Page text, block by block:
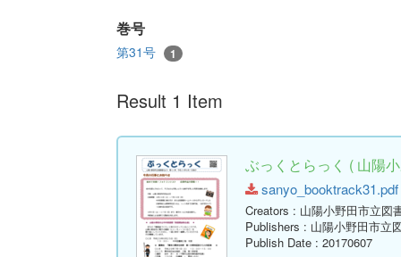
巻号
第31号 1
Result 1 Item
ぶっくとらっく ( 山陽
Creators : 山陽小野田市立図
Publishers : 山陽小野田市立
Publish Date : 20170607